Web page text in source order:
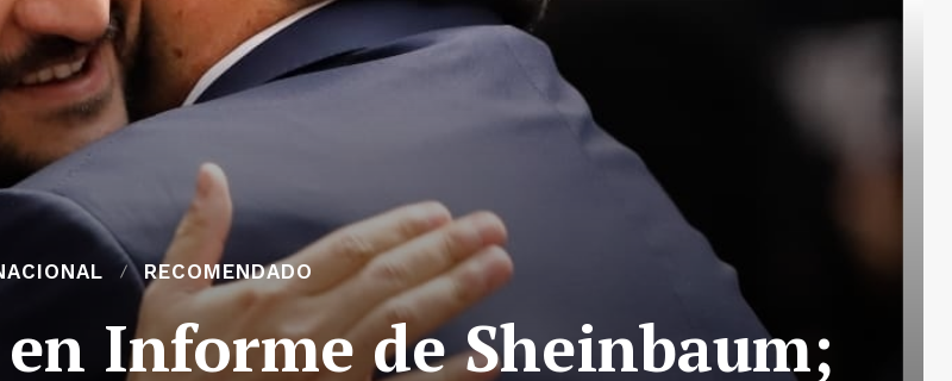
RECOMENDADO
en Informe de Sheinbaum;